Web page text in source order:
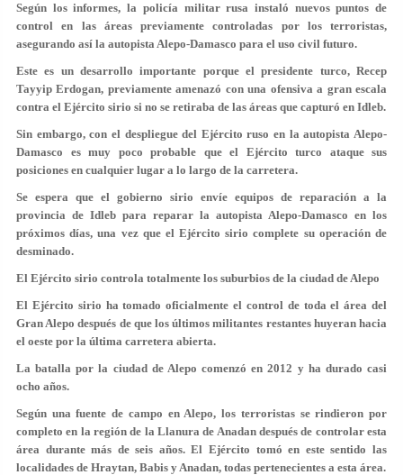
Según los informes, la policía militar rusa instaló nuevos puntos de
control en las áreas previamente controladas por los terroristas,
asegurando así la autopista Alepo-Damasco para el uso civil futuro.
Este es un desarrollo importante porque el presidente turco, Recep
Tayyip Erdogan, previamente amenazó con una ofensiva a gran escala
contra el Ejército sirio si no se retiraba de las áreas que capturó en Idleb.
Sin embargo, con el despliegue del Ejército ruso en la autopista Alepo-
Damasco es muy poco probable que el Ejército turco ataque sus
posiciones en cualquier lugar a lo largo de la carretera.
Se espera que el gobierno sirio envíe equipos de reparación a la
provincia de Idleb para reparar la autopista Alepo-Damasco en los
próximos días, una vez que el Ejército sirio complete su operación de
desminado.
El Ejército sirio controla totalmente los suburbios de la ciudad de Alepo
El Ejército sirio ha tomado oficialmente el control de toda el área del
Gran Alepo después de que los últimos militantes restantes huyeran hacia
el oeste por la última carretera abierta.
La batalla por la ciudad de Alepo comenzó en 2012 y ha durado casi
ocho años.
Según una fuente de campo en Alepo, los terroristas se rindieron por
completo en la región de la Llanura de Anadan después de controlar esta
área durante más de seis años. El Ejército tomó en este sentido las
localidades de Hraytan, Babis y Anadan, todas pertenecientes a esta área.